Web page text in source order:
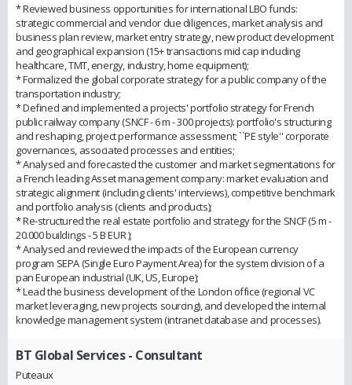
* Reviewed business opportunities for international LBO funds:
strategic commercial and vendor due diligences, market analysis and
business plan review, market entry strategy, new product development
and geographical expansion (15+ transactions mid cap including
healthcare, TMT, energy, industry, home equipment);
* Formalized the global corporate strategy for a public company of the
transportation industry;
* Defined and implemented a projects' portfolio strategy for French
public railway company (SNCF - 6 m - 300 projects): portfolio's structuring
and reshaping, project performance assessment; ``PE style'' corporate
governances, associated processes and entities;
* Analysed and forecasted the customer and market segmentations for
a French leading Asset management company: market evaluation and
strategic alignment (including clients' interviews), competitive benchmark
and portfolio analysis (clients and products);
* Re-structured the real estate portfolio and strategy for the SNCF (5 m -
20.000 buildings - 5 B EUR );
* Analysed and reviewed the impacts of the European currency
program SEPA (Single Euro Payment Area) for the system division of a
pan European industrial (UK, US, Europe);
* Lead the business development of the London office (regional VC
market leveraging, new projects sourcing), and developed the internal
knowledge management system (intranet database and processes).
BT Global Services- Consultant
Puteaux